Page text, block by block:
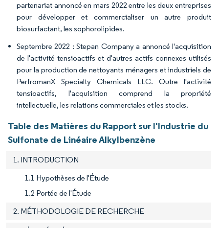
partenariat annoncé en mars 2022 entre les deux entreprises
pour développer et commercialiser un autre produit
biosurfactant, les sophorolipides.
Septembre 2022 : Stepan Company a annoncé l'acquisition
de l'activité tensioactifs et d'autres actifs connexes utilisés
pour la production de nettoyants ménagers et industriels de
PerfromanX Specialty Chemicals LLC. Outre l'activité
tensioactifs, l'acquisition comprend la propriété
intellectuelle, les relations commerciales et les stocks.
Table des Matières du Rapport sur l'Industrie du
Sulfonate de Linéaire Alkylbenzène
1. INTRODUCTION
1.1 Hypothèses de l'Étude
1.2 Portée de l'Étude
2. MÉTHODOLOGIE DE RECHERCHE